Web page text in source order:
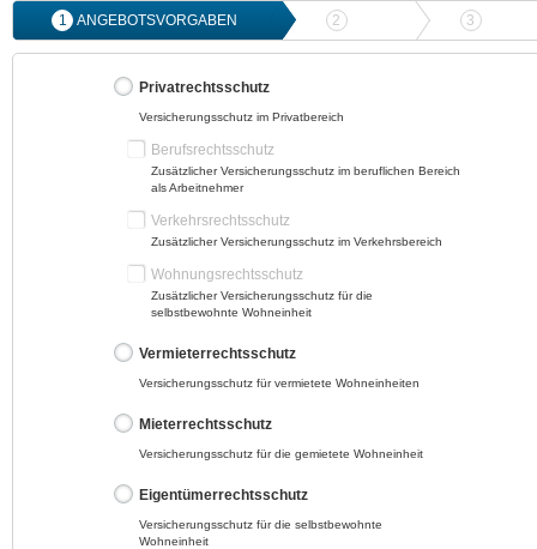
1 ANGEBOTSVORGABEN 2 ANGEBOTSVERGLEICH
3
Privatrechtsschutz
Versicherungsschutz im Privatbereich
Berufsrechtsschutz
Zusätzlicher Versicherungsschutz im beruflichen Bereich
als Arbeitnehmer
Verkehrsrechtsschutz
Zusätzlicher Versicherungsschutz im Verkehrsbereich
Wohnungsrechtsschutz
Zusätzlicher Versicherungsschutz für die
selbstbewohnte Wohneinheit
Vermieterrechtsschutz
Versicherungsschutz für vermietete Wohneinheiten
Mieterrechtsschutz
Versicherungsschutz für die gemietete Wohneinheit
Eigentümerrechtsschutz
Versicherungsschutz für die selbstbewohnte
Wohneinheit